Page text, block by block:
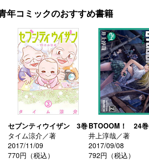
年コミックのおすすめ書籍
セブンティウイザン 3巻
タイム涼介／著
2017/11/09
770円（税込）
BTOOOM！ 24巻
井上淳哉／著
2017/09/08
792円（税込）